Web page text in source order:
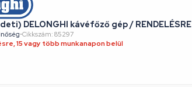
DELONGHI kávéfőző gép / RENDELÉSRE
•Cikkszám: 85297
15 vagy több munkanapon belül